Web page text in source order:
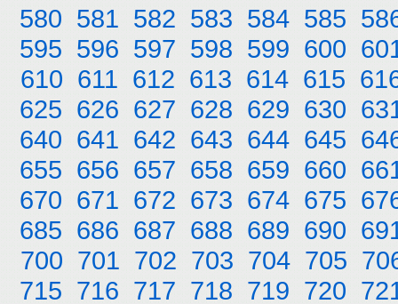
580 581 582 583 584 585
595 596 597 598 599 600
610 611 612 613 614 615
625 626 627 628 629 630
640 641 642 643 644 645
655 656 657 658 659 660
670 671 672 673 674 675
685 686 687 688 689 690
700 701 702 703 704 705
715 716 717 718 719 720